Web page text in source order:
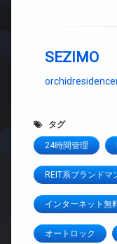
SEZIMO
タグ
24時間管理
REIT系ブランドマ
インターネット無
オートロック